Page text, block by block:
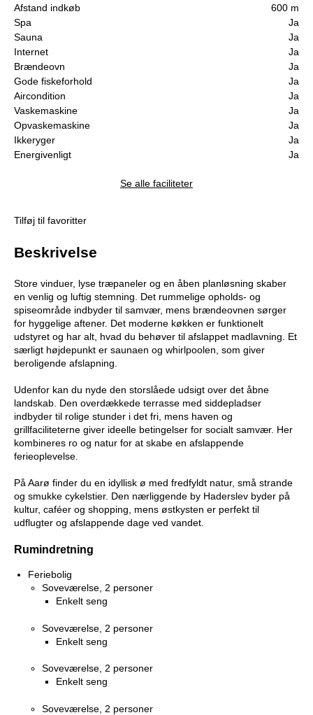
Afstand indkøb
600 m
Spa
Ja
Sauna
Ja
Internet
Ja
Brændeovn
Ja
Gode fiskeforhold
Ja
Aircondition
Ja
Vaskemaskine
Ja
Opvaskemaskine
Ja
Ikkeryger
Ja
Energivenligt
Ja
Se alle faciliteter
Tilføj til favoritter
Beskrivelse
Store vinduer, lyse træpaneler og en åben planløsning skaber
en venlig og luftig stemning. Det rummelige opholds- og
spiseområde indbyder til samvær, mens brændeovnen sørger
for hyggelige aftener. Det moderne køkken er funktionelt
udstyret og har alt, hvad du behøver til afslappet madlavning. Et
særligt højdepunkt er saunaen og whirlpoolen, som giver
beroligende afslapning.
Udenfor kan du nyde den storslåede udsigt over det åbne
landskab. Den overdækkede terrasse med siddepladser
indbyder til rolige stunder i det fri, mens haven og
grillfaciliteterne giver ideelle betingelser for socialt samvær. Her
kombineres ro og natur for at skabe en afslappende
ferieoplevelse.
På Aarø finder du en idyllisk ø med fredfyldt natur, små strande
og smukke cykelstier. Den nærliggende by Haderslev byder på
kultur, caféer og shopping, mens østkysten er perfekt til
udflugter og afslappende dage ved vandet.
Rumindretning
Feriebolig
Soveværelse, 2 personer
Enkelt seng
Soveværelse, 2 personer
Enkelt seng
Soveværelse, 2 personer
Enkelt seng
Soveværelse, 2 personer